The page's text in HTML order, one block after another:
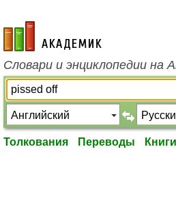
academic.ru
Словари и энциклопедии на
Толкования Переводы Книги